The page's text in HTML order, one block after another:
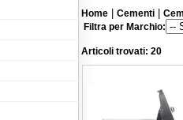
Home Cementi
Filtra per Marchio:
Articoli trovati: 20